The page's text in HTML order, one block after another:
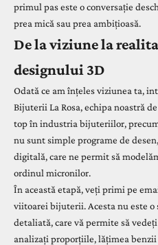
primul pas este o conversație
prea mică sau prea ambițioasă.
De la viziune la
designului 3D
Odată ce am înțeles viziunea ta,
Bijuterii La Rosa, echipa noastră
top în industria bijuteriilor,
nu sunt simple programe de
digitală, care ne permit să
ordinul micronilor.
În această etapă, veți primi pe
viitoarei bijuterii. Acesta nu este o
detaliată, care vă permite să
analizați proporțiile, lățimea